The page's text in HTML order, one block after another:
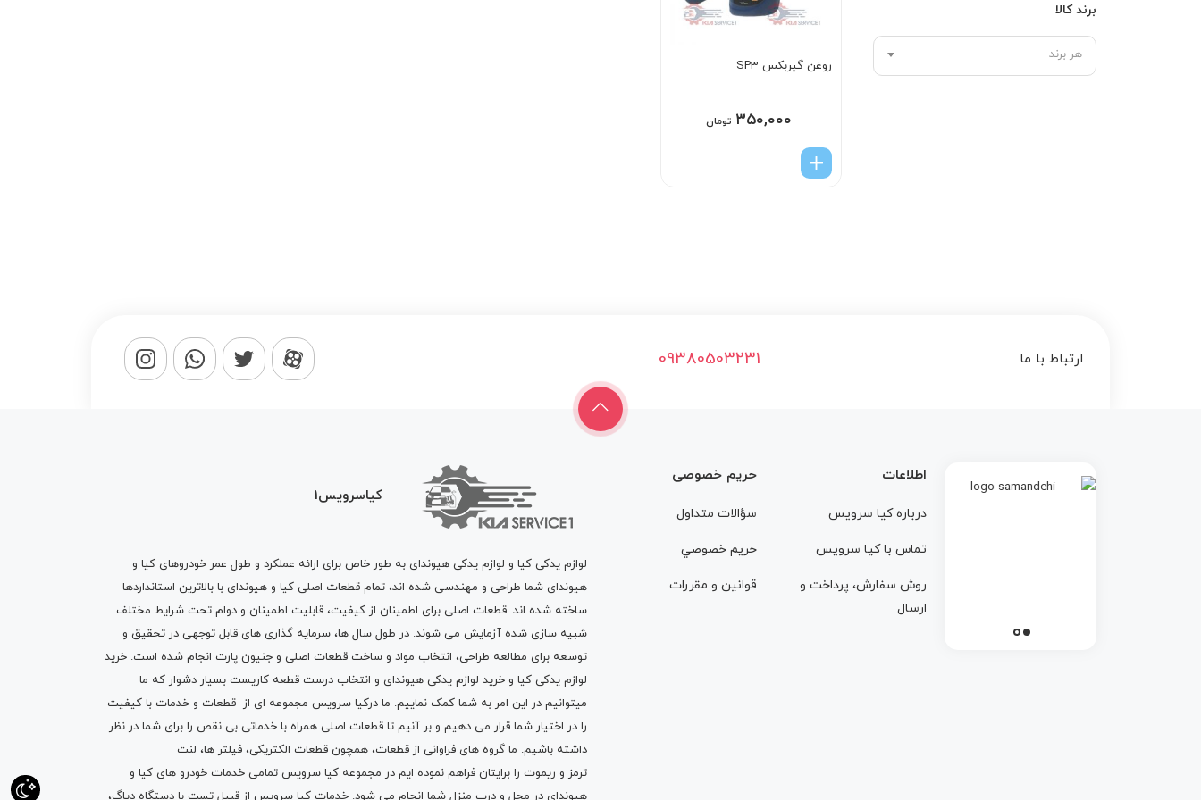
برند کالا
هر برند
روغن گيربکس SP3
۳۵۰,۰۰۰ تومان
ارتباط با ما 09380503231
اطلاعات
درباره کيا سرويس
تماس با کيا سرويس
روش سفارش، پرداخت و
ارسال
حریم خصوصی
سؤالات متداول
حريم خصوصي
قوانين و مقررات
کیاسرویس1
لوازم یدکی کیا و لوازم یدکی هیوندای به طور خاص برای ارائه عملکرد و طول عمر خودروهای کیا و
هیوندای شما طراحی و مهندسی شده اند، تمام قطعات اصلی کیا و هیوندای با بالاترین استانداردها
ساخته شده اند. قطعات اصلی برای اطمینان از کیفیت، قابلیت اطمینان و دوام تحت شرایط مختلف
شبیه سازی شده آزمایش می شوند. در طول سال ها، سرمایه گذاری های قابل توجهی در تحقیق و
توسعه برای مطالعه طراحی، انتخاب مواد و ساخت قطعات اصلی و جنیون پارت انجام شده است. خرید
لوازم یدکی کیا و خرید لوازم یدکی هیوندای و انتخاب درست قطعه کاریست بسیار دشوار که ما
میتوانیم در این امر به شما کمک نماییم. ما درکیا سرویس مجموعه ای از قطعات و خدمات با کیفیت
را در اختیار شما قرار می دهیم و بر آنیم تا قطعات اصلی همراه با خدماتی بی نقص را برای شما در نظر
داشته باشیم. ما گروه های فراوانی از قطعات، همچون قطعات الکتریکی، فیلتر ها، لنت
ترمز و ریموت را برایتان فراهم نموده ایم در مجموعه کیا سرویس تمامی خدمات خودرو های کیا و
هیوندای در محل و درب منزل شما انجام می شود. خدمات کیا سرویس از قبیل تست با دستگاه دیاگ،